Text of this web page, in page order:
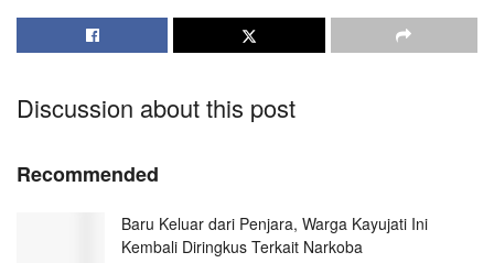
Discussion about this post
Recommended
Baru Keluar dari Penjara, Warga Kayujati Ini
Kembali Diringkus Terkait Narkoba